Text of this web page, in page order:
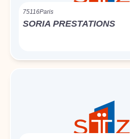
75116Paris
SORIA PRESTATIONS